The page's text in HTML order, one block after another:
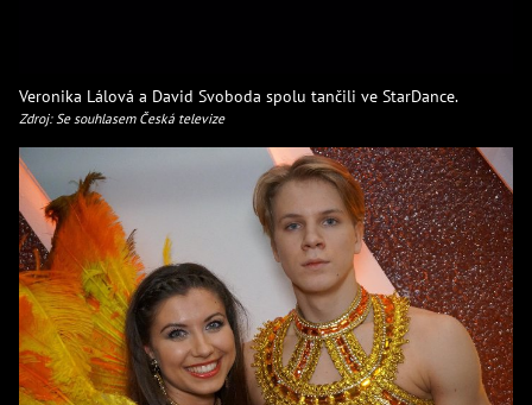
Veronika Lálová a David Svoboda spolu tančili ve StarDance.
Zdroj: Se souhlasem Česká televize